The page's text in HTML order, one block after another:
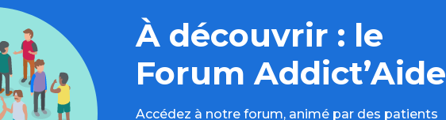
illégale.»
À découvrir : le
Forum Addict’Aide
Accédez à notre forum, animé par des patients